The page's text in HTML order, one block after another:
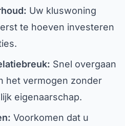
Uw kluswoning
te hoeven investeren
Snel overgaan
het vermogen zonder
eigenaarschap.
Voorkomen dat u